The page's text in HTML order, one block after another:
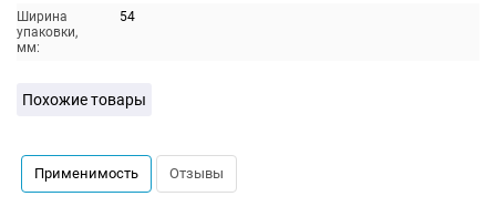
Ширина
упаковки,
мм:
54
Похожие товары
Применимость Отзывы